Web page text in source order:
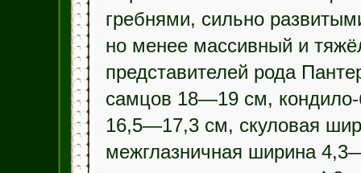
гребнями, сильно
но менее массивный и
представителей рода
самцов 18—19 см, кондило-
16,5—17,3 см, скуловая
межглазничная ширина